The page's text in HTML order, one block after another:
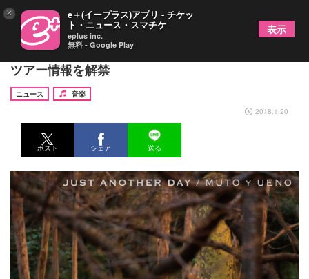
武藤昭平withウエノコウジ、新譜ジャケットと全国
ツアー情報を解禁
ニュース
音楽
2018.1.20
ポスト シェア 送る
× e＋(イープラス)アプリ - チケッ
ト・ニュース・スマチケ
eplus inc.
無料 - Google Play
表示